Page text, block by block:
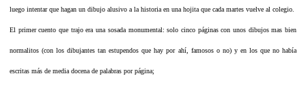
luego intentar que hagan un dibujo alusivo a la historia en una hojita que cada martes vuelve al colegio.
El primer cuento que trajo era una sosada monumental: solo cinco páginas con unos dibujos mas bien
normalitos (con los dibujantes tan estupendos que hay por ahí, famosos o no) y en los que no había
escritas más de media docena de palabras por página;